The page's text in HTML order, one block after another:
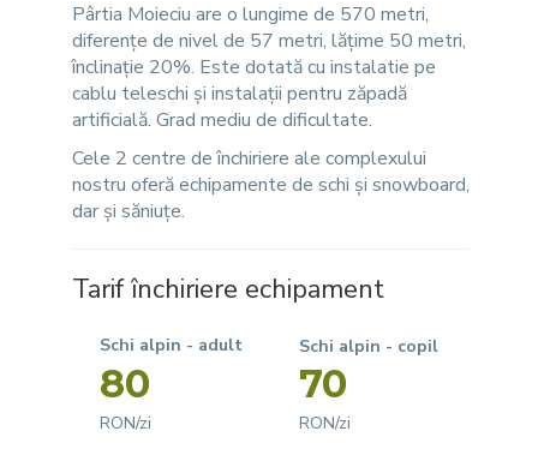
Pârtia Moieciu are o lungime de 570 metri,
diferențe de nivel de 57 metri, lățime 50 metri,
înclinație 20%. Este dotată cu instalatie pe
cablu teleschi și instalații pentru zăpadă
artificială. Grad mediu de dificultate.
Cele 2 centre de închiriere ale complexului
nostru oferă echipamente de schi și snowboard,
dar și săniuțe.
Tarif închiriere echipament
Schi alpin - adult
80
RON/zi
Schi alpin - copil
70
RON/zi